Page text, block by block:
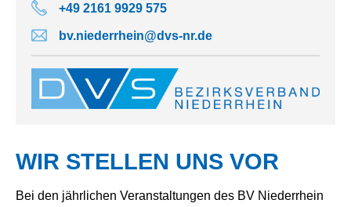
WIR STELLEN UNS VOR
Bei den jährlichen Veranstaltungen des BV Niederrhein
+49 2161 9929 575
bv.niederrhein@dvs-nr.de